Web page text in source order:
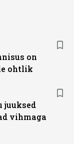
on
ohtlik
juuksed
vihmaga